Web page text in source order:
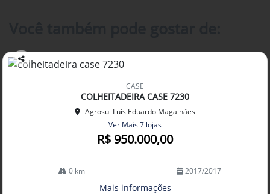
Co
CASE
COLHEITADEIRA CASE 7230
Agrosul Luís Eduardo Magalhães
Ver Mais 7 lojas
R$ 950.000,00
0 km 2017/2017
Mais informações